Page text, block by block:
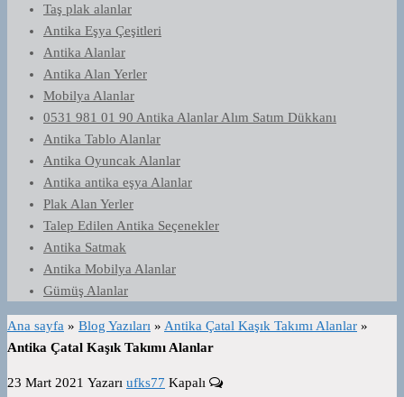
Taş plak alanlar
Antika Eşya Çeşitleri
Antika Alanlar
Antika Alan Yerler
Mobilya Alanlar
0531 981 01 90 Antika Alanlar Alım Satım Dükkanı
Antika Tablo Alanlar
Antika Oyuncak Alanlar
Antika antika eşya Alanlar
Plak Alan Yerler
Talep Edilen Antika Seçenekler
Antika Satmak
Antika Mobilya Alanlar
Gümüş Alanlar
Ana sayfa » Blog Yazıları » Antika Çatal Kaşık Takımı Alanlar »
Antika Çatal Kaşık Takımı Alanlar
23 Mart 2021 Yazarı ufks77 Kapalı